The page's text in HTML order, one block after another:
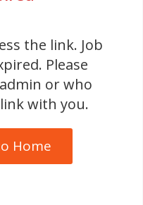
the link. Job
Please
or who
with you.
Home